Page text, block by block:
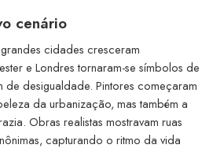
cenário
cidades cresceram
e Londres tornaram-se símbolos de
de desigualdade. Pintores começaram
da urbanização, mas também a
Obras realistas mostravam ruas
capturando o ritmo da vida